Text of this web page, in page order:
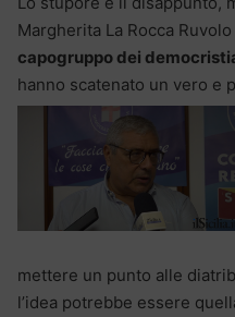
Margherita La Rocca
capogruppo dei
hanno scatenato un vero e
mettere un punto alle
l’idea potrebbe essere